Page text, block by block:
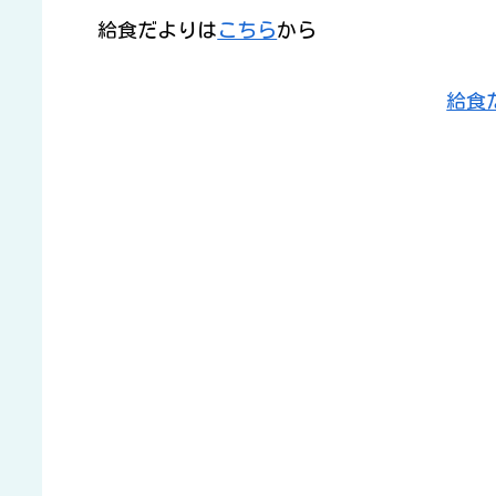
給食だよりは こちらから
給食